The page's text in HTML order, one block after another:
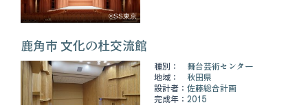
©SS東京
鹿角市 文化の杜交流館
種別：
舞台芸術センター
地域：
秋田県
設計者： 佐藤総合計画
完成年： 2015